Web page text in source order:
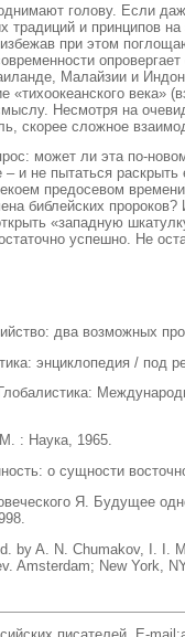
голову. Если
традиций и принципов
при этом
Малайзии и
века»
Несмотря на
скорее сложное
может ли эта по-
– и не пытаться
предосевом
библейских
«западную
успешно. Не
два возможных
энциклопедия /
Глобалистика:
: Наука, 1965.
о сущности
Я. Будущее
by A. N. Chumakov, I. I.
Amsterdam; New York,